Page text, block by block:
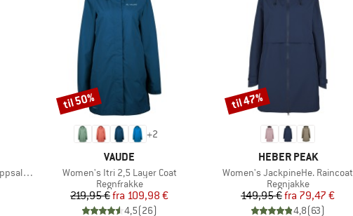
Coat
+2
MÆRKE
VAUDE
Artikel
Women's Itri 2,5 Layer Coat
Produktgruppe
Regnfrakke
Pris
219,95 € Nedsat pris
fra 109,98 €
4,5(26)
Rabat
til 50%
MÆRKE
HEBER PEAK
Artikel
Women's JackpineHe. Raincoat
Produktgruppe
Regnjakke
Pris
149,95 € Nedsat pris
fra 79,47 €
4,8(63)
Rabat
til 47%